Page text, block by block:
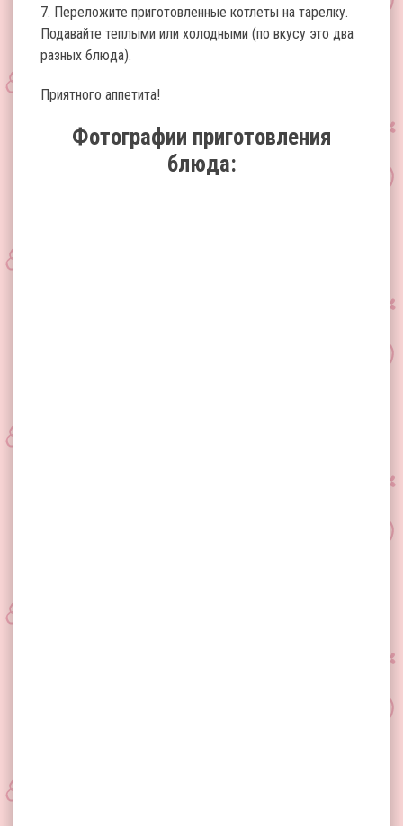
7. Переложите приготовленные котлеты на тарелку.
Подавайте теплыми или холодными (по вкусу это два
разных блюда).
Приятного аппетита!
Фотографии приготовления
блюда: